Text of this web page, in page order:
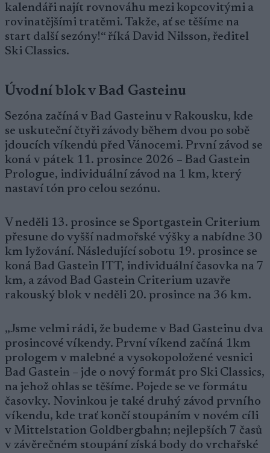
kalendáři najít rovnováhu mezi kopcovitými a
rovinatějšími tratěmi. Takže, ať se těšíme na
start další sezóny!“ říká David Nilsson, ředitel
Ski Classics.
Úvodní blok v Bad Gasteinu
Sezóna začíná v Bad Gasteinu v Rakousku, kde
se uskuteční čtyři závody během dvou po sobě
jdoucích víkendů před Vánocemi. První závod se
koná v pátek 11. prosince 2026 – Bad Gastein
Prologue, individuální závod na 1 km, který
nastaví tón pro celou sezónu.
V neděli 13. prosince se Sportgastein Criterium
přesune do vyšší nadmořské výšky a nabídne 30
km lyžování. Následující sobotu 19. prosince se
koná Bad Gastein ITT, individuální časovka na 7
km, a závod Bad Gastein Criterium uzavře
rakouský blok v neděli 20. prosince na 36 km.
„Jsme velmi rádi, že budeme v Bad Gasteinu dva
prosincové víkendy. První víkend začíná 1km
prologem v malebné a vysokopoložené vesnici
Bad Gastein – jde o nový formát pro Ski Classics,
na jehož ohlas se těšíme. Pojede se ve formátu
časovky. Novinkou je také druhý závod prvního
víkendu, kde trať končí stoupáním v novém cíli
v Mittelstation Goldbergbahn; nejlepších 7 časů
v závěrečném stoupání získá body do vrchařské